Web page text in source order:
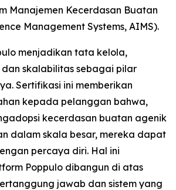
Manajemen Kecerdasan Buatan
Management Systems, AIMS).
menjadikan tata kelola,
skalabilitas sebagai pilar
Sertifikasi ini memberikan
kepada pelanggan bahwa,
kecerdasan buatan agenik
dalam skala besar, mereka dapat
percaya diri. Hal ini
Poppulo dibangun di atas
jawab dan sistem yang